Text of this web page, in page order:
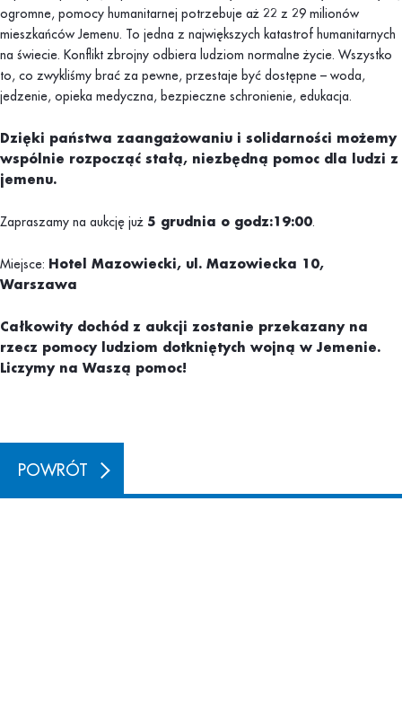
ogromne, pomocy humanitarnej potrzebuje aż 22 z 29 milionów
mieszkańców Jemenu. To jedna z największych katastrof humanitarnych
na świecie. Konflikt zbrojny odbiera ludziom normalne życie. Wszystko
to, co zwykliśmy brać za pewne, przestaje być dostępne – woda,
jedzenie, opieka medyczna, bezpieczne schronienie, edukacja.
Dzięki państwa zaangażowaniu i solidarności możemy
wspólnie rozpocząć stałą, niezbędną pomoc dla ludzi z
jemenu.
Zapraszamy na aukcję już 5 grudnia o godz:19:00.
Miejsce: Hotel Mazowiecki, ul. Mazowiecka 10,
Warszawa
Całkowity dochód z aukcji zostanie przekazany na
rzecz pomocy ludziom dotkniętych wojną w Jemenie.
Liczymy na Waszą pomoc!
POWRÓT